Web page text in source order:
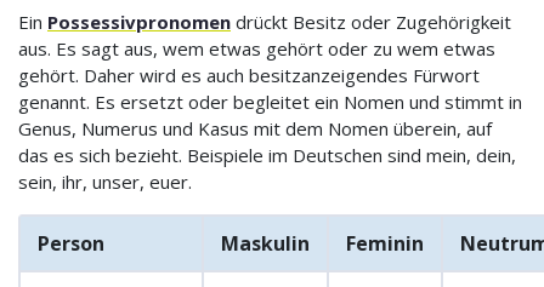
Ein Possessivpronomen drückt Besitz oder Zugehörigkeit
aus. Es sagt aus, wem etwas gehört oder zu wem etwas
gehört. Daher wird es auch besitzanzeigendes Fürwort
genannt. Es ersetzt oder begleitet ein Nomen und stimmt in
Genus, Numerus und Kasus mit dem Nomen überein, auf
das es sich bezieht. Beispiele im Deutschen sind mein, dein,
sein, ihr, unser, euer.
Person Maskulin Feminin